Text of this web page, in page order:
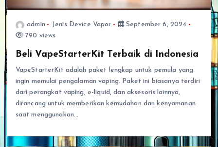
admin Jenis Device Vapor
September 6, 2024
790 views
Beli VapeStarterKit Terbaik di Indonesia
VapeStarterKit adalah paket lengkap untuk pemula yang
ingin memulai pengalaman vaping. Paket ini biasanya terdiri
dari perangkat vaping, e-liquid, dan aksesoris lainnya,
dirancang untuk memberikan kemudahan dan kenyamanan
saat menggunakan…